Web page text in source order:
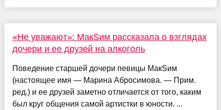
«Не уважают»: МакSим рассказала о взглядах
дочери и ее друзей на алкоголь
Поведение старшей дочери певицы МакSим
(настоящее имя — Марина Абросимова. — Прим.
ред.) и ее друзей заметно отличается от того, каким
был круг общения самой артистки в юности. ...